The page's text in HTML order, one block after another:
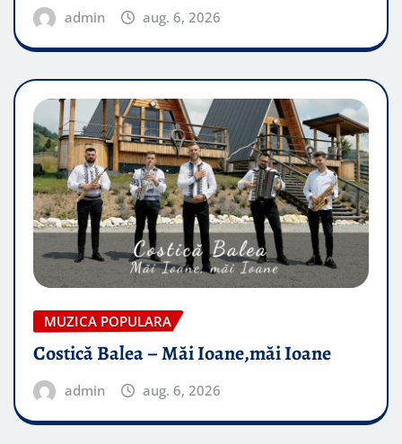
admin aug. 6, 2026
MUZICA POPULARA
Costică Balea – Măi Ioane,măi Ioane
admin aug. 6, 2026